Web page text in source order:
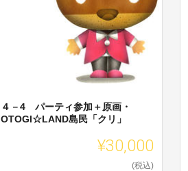
４－4 パーティ参加＋原画・
OTOGI☆LAND島民「クリ」
¥30,000
(税込)